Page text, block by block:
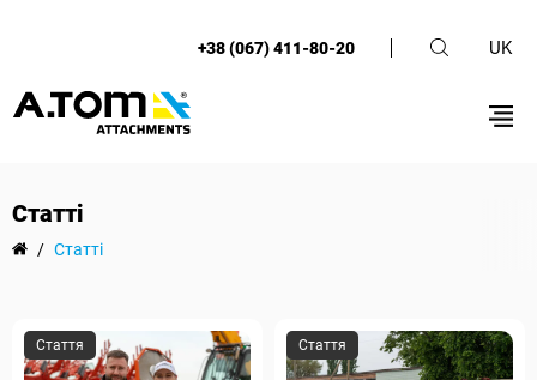
+38 (067) 411-80-20 UK
Статті
/ Статті
Стаття Стаття